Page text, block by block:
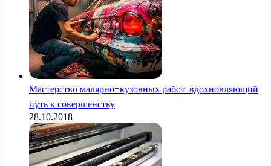
Мастерство малярно-кузовных работ: вдохновляющий
путь к совершенству
28.10.2018